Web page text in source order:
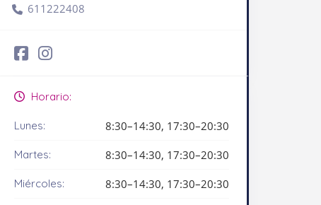
611222408
Horario:
Lunes: 8:30–14:30, 17:30–20:30
Martes: 8:30–14:30, 17:30–20:30
Miércoles: 8:30–14:30, 17:30–20:30